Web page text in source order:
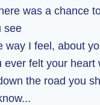
was a chance
see
way I feel, about
ever felt your heart
the road you